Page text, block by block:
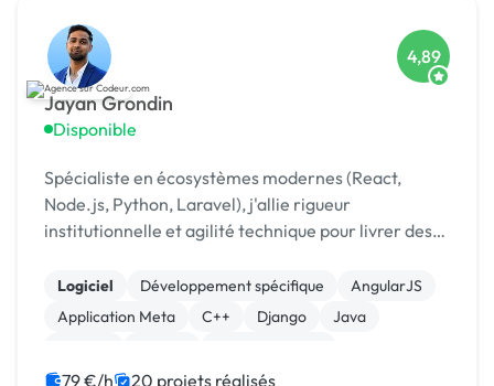
Jayan Grondin
Disponible
4,89
Spécialiste en écosystèmes modernes (React,
Node.js, Python, Laravel), j'allie rigueur
institutionnelle et agilité technique pour livrer des
Logiciel Développement spécifique
AngularJS
Application Meta
C++ Django
Java
79 €/h 20 projets réalisés